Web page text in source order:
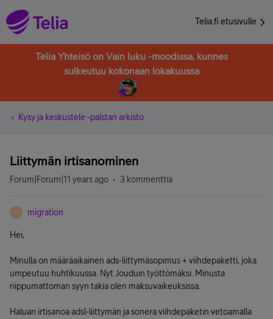
Telia.fi etusivulle
Telia Yhteisö on Vain luku -moodissa, kunnes
sulkeutuu kokonaan lokakuussa
Kysy ja keskustele -palstan arkisto
Liittymän irtisanominen
Forum|Forum|11 years ago 3 kommenttia
M migration
Hei,
Minulla on määräaikainen ads-liittymäsopimus + viihdepaketti, joka
umpeutuu huhtikuussa. Nyt Jouduin työttömäksi. Minusta
riippumattoman syyn takia olen maksuvaikeuksissa.
Haluan irtisanoa adsl-liittymän ja sonera viihdepaketin vetoamalla